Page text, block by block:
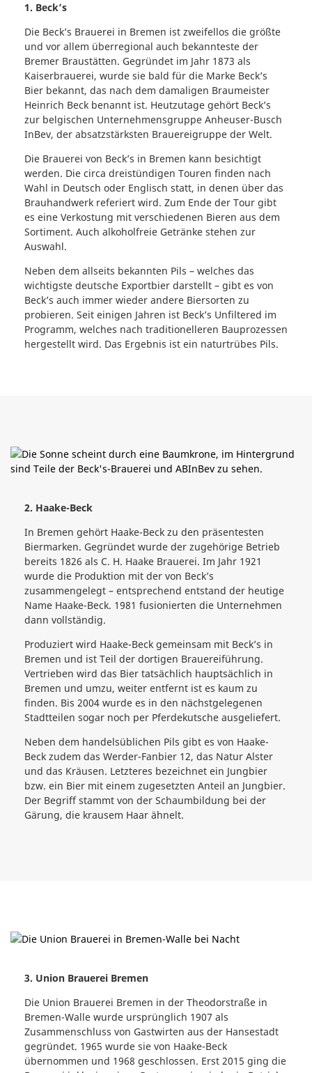
1. Beck’s
Die Beck’s Brauerei in Bremen ist zweifellos die größte
und vor allem überregional auch bekannteste der
Bremer Braustätten. Gegründet im Jahr 1873 als
Kaiserbrauerei, wurde sie bald für die Marke Beck’s
Bier bekannt, das nach dem damaligen Braumeister
Heinrich Beck benannt ist. Heutzutage gehört Beck’s
zur belgischen Unternehmensgruppe Anheuser-Busch
InBev, der absatzstärksten Brauereigruppe der Welt.
Die Brauerei von Beck’s in Bremen kann besichtigt
werden. Die circa dreistündigen Touren finden nach
Wahl in Deutsch oder Englisch statt, in denen über das
Brauhandwerk referiert wird. Zum Ende der Tour gibt
es eine Verkostung mit verschiedenen Bieren aus dem
Sortiment. Auch alkoholfreie Getränke stehen zur
Auswahl.
Neben dem allseits bekannten Pils – welches das
wichtigste deutsche Exportbier darstellt – gibt es von
Beck’s auch immer wieder andere Biersorten zu
probieren. Seit einigen Jahren ist Beck’s Unfiltered im
Programm, welches nach traditionelleren Bauprozessen
hergestellt wird. Das Ergebnis ist ein naturtrübes Pils.
2. Haake-Beck
In Bremen gehört Haake-Beck zu den präsentesten
Biermarken. Gegründet wurde der zugehörige Betrieb
bereits 1826 als C. H. Haake Brauerei. Im Jahr 1921
wurde die Produktion mit der von Beck’s
zusammengelegt – entsprechend entstand der heutige
Name Haake-Beck. 1981 fusionierten die Unternehmen
dann vollständig.
Produziert wird Haake-Beck gemeinsam mit Beck’s in
Bremen und ist Teil der dortigen Brauereiführung.
Vertrieben wird das Bier tatsächlich hauptsächlich in
Bremen und umzu, weiter entfernt ist es kaum zu
finden. Bis 2004 wurde es in den nächstgelegenen
Stadtteilen sogar noch per Pferdekutsche ausgeliefert.
Neben dem handelsüblichen Pils gibt es von Haake-
Beck zudem das Werder-Fanbier 12, das Natur Alster
und das Kräusen. Letzteres bezeichnet ein Jungbier
bzw. ein Bier mit einem zugesetzten Anteil an Jungbier.
Der Begriff stammt von der Schaumbildung bei der
Gärung, die krausem Haar ähnelt.
3. Union Brauerei Bremen
Die Union Brauerei Bremen in der Theodorstraße in
Bremen-Walle wurde ursprünglich 1907 als
Zusammenschluss von Gastwirten aus der Hansestadt
gegründet. 1965 wurde sie von Haake-Beck
übernommen und 1968 geschlossen. Erst 2015 ging die